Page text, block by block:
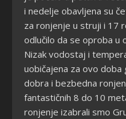
i nedelje obavljena su
za ronjenje u struji i 17
odlučilo da se oproba u
Nizak vodostaj i
uobičajena za ovo
dobra i bezbedna
fantastičnih 8 do 10
ronjenje izabrali smo